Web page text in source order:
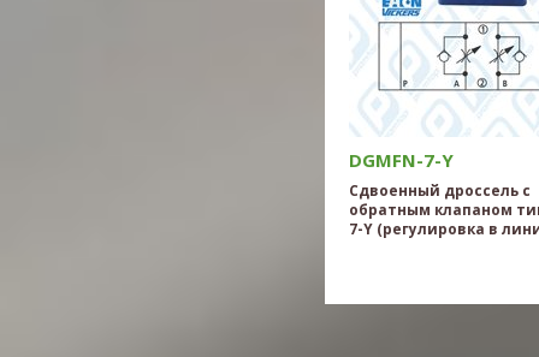
DGMFN-7-Y
Сдвоенный дроссель с
обратным клапаном
7-Y (регулировка в